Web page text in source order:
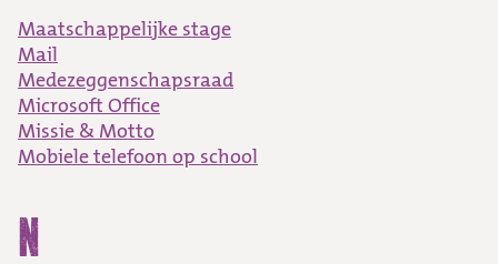
Maatschappelijke stage
Mail
Medezeggenschapsraad
Microsoft Office
Missie & Motto
Mobiele telefoon op school
N